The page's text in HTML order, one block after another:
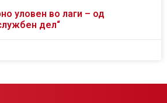
уловен во лаги – од
дел“